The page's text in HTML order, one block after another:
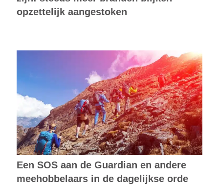
opzettelijk aangestoken
Een SOS aan de Guardian en andere
meehobbelaars in de dagelijkse orde